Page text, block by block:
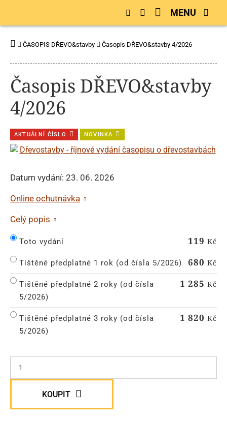
ČASOPIS DŘEVO&stavby Časopis DŘEVO&stavby 4/2026
Časopis DŘEVO&stavby
4/2026
AKTUÁLNÍ ČÍSLO NOVINKA
Datum vydání: 23. 06. 2026
Online ochutnávka
Celý popis
Toto vydání 119 Kč
Tištěné předplatné 1 rok (od čísla 5/2026) 680 Kč
Tištěné předplatné 2 roky (od čísla
5/2026)
1 285 Kč
Tištěné předplatné 3 roky (od čísla
5/2026)
1 820 Kč
KOUPIT
MENU